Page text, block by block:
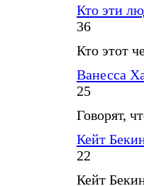
Кто эти
36
Кто этот
Ванесса
25
Говорят,
Кейт
22
Кейт